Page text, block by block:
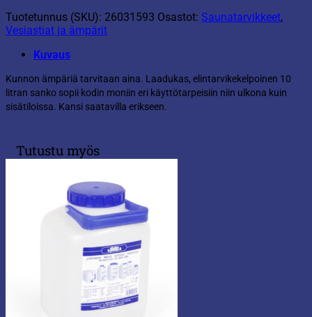
Tuotetunnus (SKU): 26031593 Osastot: Saunatarvikkeet,
Vesiastiat ja ämpärit
Kuvaus
Kunnon ämpäriä tarvitaan aina. Laadukas, elintarvikekelpoinen 10
litran sanko sopii kodin moniin eri käyttötarpeisiin niin ulkona kuin
sisätiloissa. Kansi saatavilla erikseen.
Tutustu myös